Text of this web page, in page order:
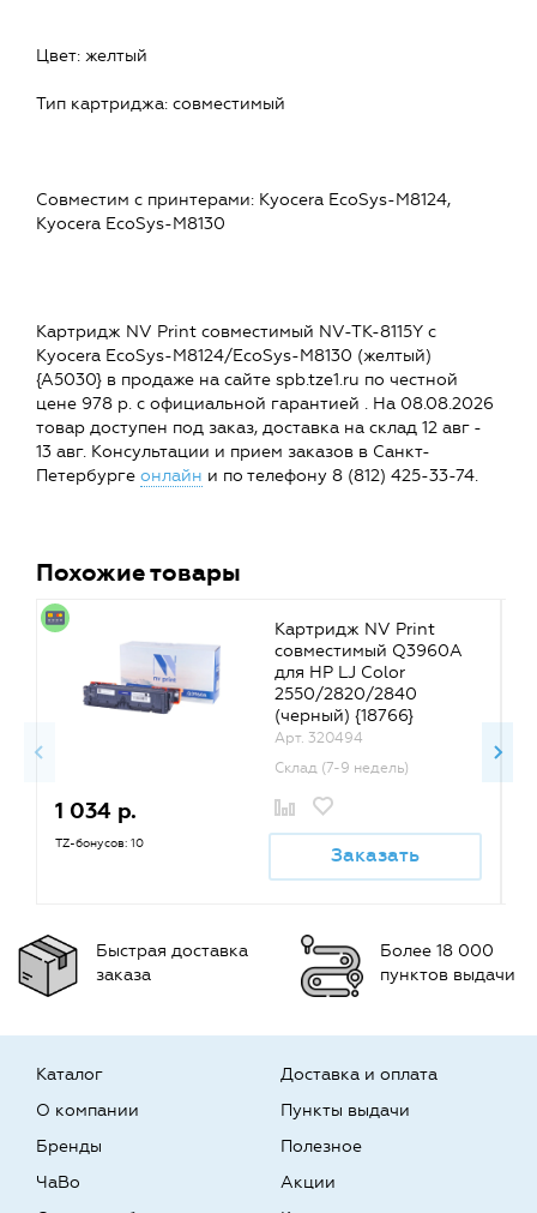
Цвет: желтый
Тип картриджа: совместимый
Совместим c принтерами: Kyocera EcoSys-M8124,
Kyocera EcoSys-M8130
Картридж NV Print совместимый NV-TK-8115Y с
Kyocera EcoSys-M8124/EcoSys-M8130 (желтый)
{A5030} в продаже на сайте spb.tze1.ru по честной
цене 978 р. с официальной гарантией . На 08.08.2026
товар доступен под заказ, доставка на склад 12 авг -
13 авг. Консультации и прием заказов в Санкт-
Петербурге онлайн и по телефону 8 (812) 425-33-74.
Похожие товары
Картридж NV Print
совместимый Q3960A
для HP LJ Color
2550/2820/2840
(черный) {18766}
Арт. 320494
Склад (7-9 недель)
1 034 р.
TZ-бонусов: 10 Заказать
Быстрая доставка
заказа
Более 18 000
пунктов выдачи
Каталог
О компании
Бренды
Доставка и оплата
Пункты выдачи
Полезное
ЧаВо
Акции